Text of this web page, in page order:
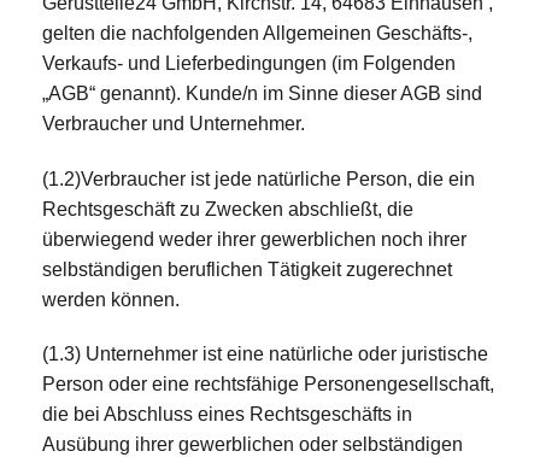
gelten die nachfolgenden Allgemeinen Geschäfts-,
Verkaufs- und Lieferbedingungen (im Folgenden
„AGB“ genannt). Kunde/n im Sinne dieser AGB sind
Verbraucher und Unternehmer.
(1.2)Verbraucher ist jede natürliche Person, die ein
Rechtsgeschäft zu Zwecken abschließt, die
überwiegend weder ihrer gewerblichen noch ihrer
selbständigen beruflichen Tätigkeit zugerechnet
werden können.
(1.3) Unternehmer ist eine natürliche oder juristische
Person oder eine rechtsfähige Personengesellschaft,
die bei Abschluss eines Rechtsgeschäfts in
Ausübung ihrer gewerblichen oder selbständigen